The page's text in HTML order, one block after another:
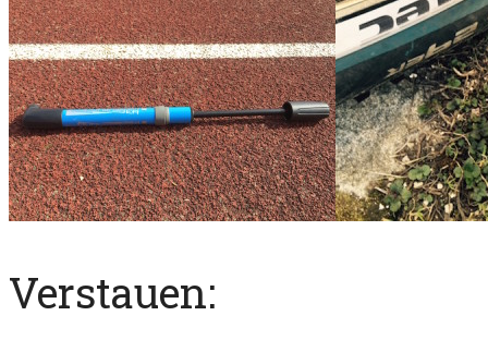
Verstauen: